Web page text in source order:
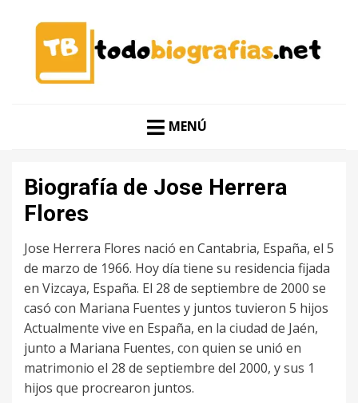
TODO BIOGRAFÍAS
MENÚ
Biografía de Jose Herrera
Flores
Jose Herrera Flores nació en Cantabria, España, el 5
de marzo de 1966. Hoy día tiene su residencia fijada
en Vizcaya, España. El 28 de septiembre de 2000 se
casó con Mariana Fuentes y juntos tuvieron 5 hijos
Actualmente vive en España, en la ciudad de Jaén,
junto a Mariana Fuentes, con quien se unió en
matrimonio el 28 de septiembre del 2000, y sus 1
hijos que procrearon juntos.